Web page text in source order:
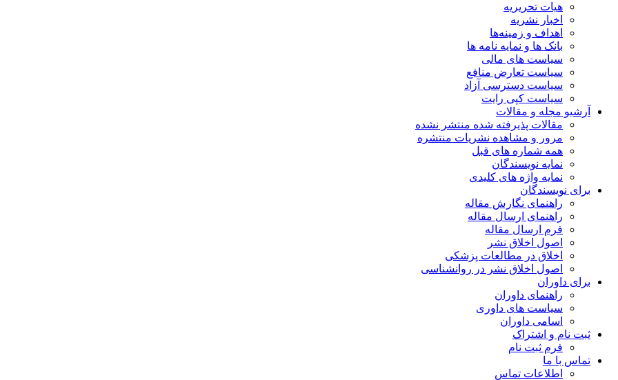
هیات تحریریه
اخبار نشریه
اهداف و زمینه‌ها
بانک ها و نمایه نامه ها
سیاست های مالی
سیاست تعارض منافع
سیاست دسترسی آزاد
سیاست کپی رایت
آرشیو مجله و مقالات
مقالات پذیرفته شده منتشر نشده
مرور و مشاهده نشریات منتشره
همه شماره های قبل
نمایه نویسندگان
نمایه واژه های کلیدی
برای نویسندگان
راهنمای نگارش مقاله
راهنمای ارسال مقاله
فرم ارسال مقاله
اصول اخلاق نشر
اخلاق در مطالعات پزشکی
اصول اخلاق نشر در روانشناسی
برای داوران
راهنمای داوران
سیاست های داوری
اسامی داوران
ثبت نام و اشتراک
فرم ثبت نام
تماس با ما
اطلاعات تماس